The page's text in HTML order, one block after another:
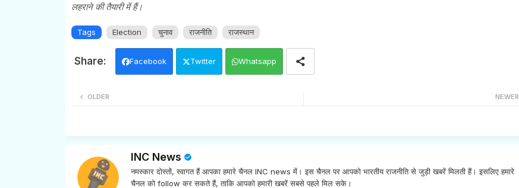
लहराने की तैयारी में हैं।
Tags Election चुनाव राजनीति राजस्थान
Facebook Twitter Whatsapp
NEWER
OLDER
INC News
नमस्कार दोस्तों, स्वागत हैं आपका हमारे चैनल INC news में। इस चैनल पर आपको भारतीय राजनीति से जुड़ी खबरें मिलती हैं। इसलिए हमारे
चैनल को follow कर सकते हैं, ताकि आपको हमारी खबरें सबसे पहले मिल सके।